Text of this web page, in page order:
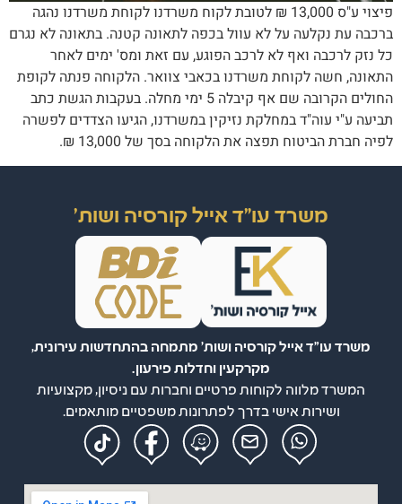
פיצוי ע"ס 13,000 ₪ לטובת לקוח משרדנו לקוחת משרדנו נהגה
ברכבה עת נקלעה על לא עוול בכפה לתאונה קטנה. בתאונה לא נגרם
כל נזק לרכבה ואף לא לרכב הפוגע, עם זאת ומס' ימים לאחר
התאונה, חשה לקוחת משרדנו בכאבי צוואר. הלקוחה פנתה לקופת
החולים הקרובה שם אף קיבלה 5 ימי מחלה. בעקבות הגשת כתב
תביעה ע"י עוה"ד במחלקת נזיקין במשרדנו, הגיעו הצדדים לפשרה
לפיה חברת הביטוח תפצה את הלקוחה בסך של 13,000 ₪.
משרד עו"ד אייל קורסיה ושות'
משרד עו"ד אייל קורסיה ושות' מתמחה בהתחדשות עירונית,
מקרקעין וחדלות פירעון.
המשרד מלווה לקוחות פרטיים וחברות עם ניסיון, מקצועיות
ושירות אישי בדרך לפתרונות משפטיים מותאמים.